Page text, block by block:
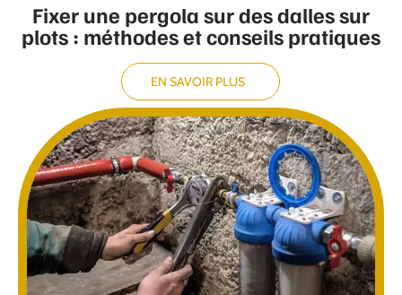
Fixer une pergola sur des dalles sur
plots : méthodes et conseils pratiques
EN SAVOIR PLUS